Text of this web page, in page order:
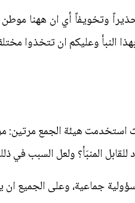
وتخويفاً أي ان ههنا
النبأ وعليكم ان تتخذوا
هيئة الجمع مرتين:
للقابل المنبَأ؟ ولعل السبب في
جماعية، وعلى الجميع